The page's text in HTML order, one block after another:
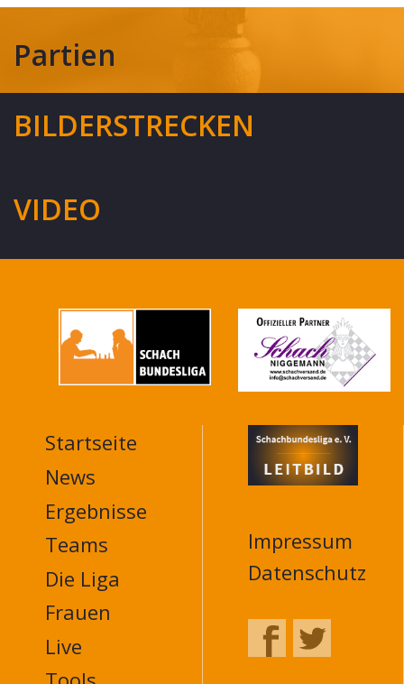
Partien
BILDERSTRECKEN
VIDEO
MAIN
NAVIGATION
FOOTER
Startseite
News
Ergebnisse
Teams
Die Liga
Frauen
Live
Impressum
Datenschutz